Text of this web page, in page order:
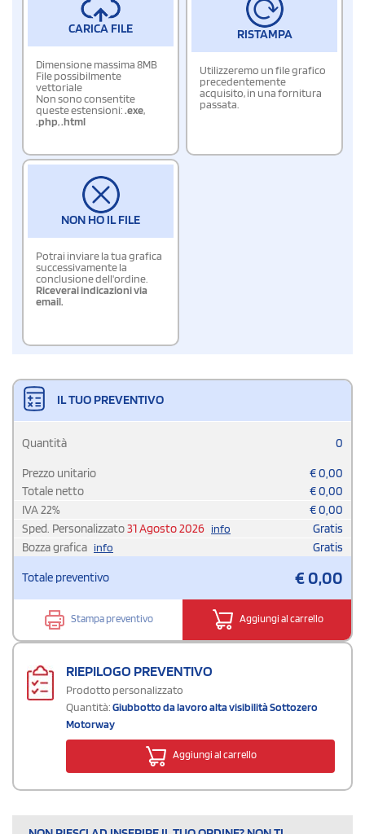
CARICA FILE
Dimensione massima 8MB
File possibilmente
vettoriale
Non sono consentite
queste estensioni:.exe,
.php,.html
RISTAMPA
Utilizzeremo un file grafico
precedentemente
acquisito, in una fornitura
passata.
NON HO IL FILE
Potrai inviare la tua grafica
successivamente la
conclusione dell'ordine.
Riceverai indicazioni via
email.
IL TUO PREVENTIVO
Quantità 0
Prezzo unitario €0,00
Totale netto
€0,00
IVA22% €0,00
Sped. Personalizzato31 Agosto 2026 info
Gratis
Bozza grafica info Gratis
Totale preventivo €0,00
Stampa preventivo Aggiungi al carrello
RIEPILOGO PREVENTIVO
Prodotto personalizzato
Quantità:Giubbotto da lavoro alta visibilità Sottozero
Motorway
Aggiungi al carrello